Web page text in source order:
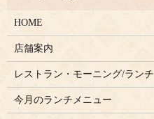
HOME
店舗案内
レストラン・モーニング/ランチ
今月のランチメニュー